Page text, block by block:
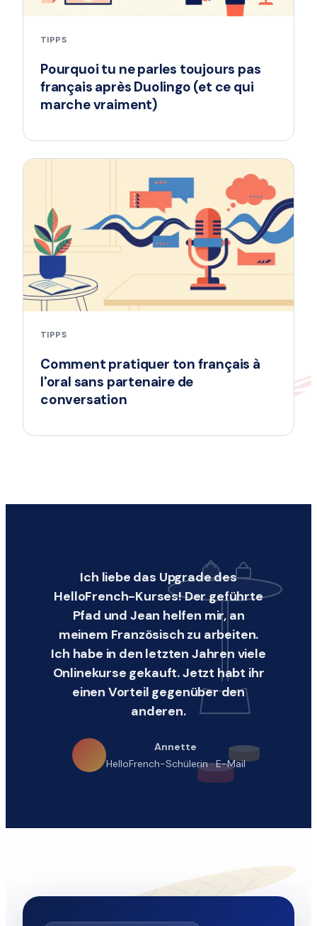
TIPPS
Pourquoi tu ne parles toujours pas
français après Duolingo (et ce qui
marche vraiment)
TIPPS
Comment pratiquer ton français à
l'oral sans partenaire de
conversation
Ich liebe das Upgrade des
HelloFrench-Kurses! Der geführte
Pfad und Jean helfen mir, an
meinem Französisch zu arbeiten.
Ich habe in den letzten Jahren viele
Onlinekurse gekauft.Jetzt habt ihr
einen Vorteil gegenüber den
anderen.
Annette
HelloFrench-Schülerin · E-Mail